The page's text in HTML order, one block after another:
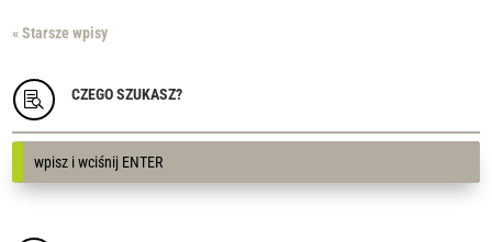
« Starsze wpisy
 CZEGO SZUKASZ?